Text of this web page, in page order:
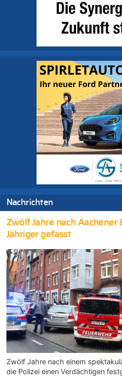
Nachrichten
Zwölf Jahre nach Aachener
Jähriger gefasst
Zwölf Jahre nach einem
die Polizei einen Verdächtigen